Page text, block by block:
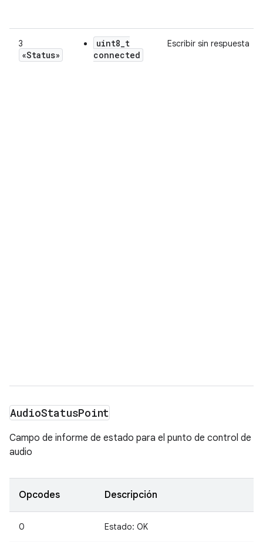
3
«Status»
uint8_t
connected
Escribir sin respuesta
AudioStatusPoint
Campo de informe de estado para el punto de control de
audio
Opcodes Descripción
0 Estado: OK